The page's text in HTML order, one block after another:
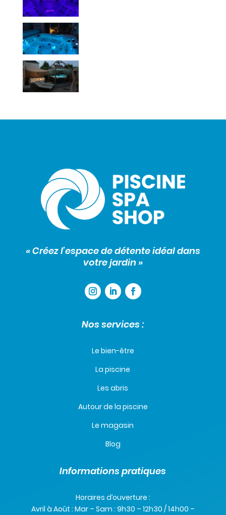
« Créez l’espace de détente idéal dans
votre jardin »
Nos services :
Le bien-être
La piscine
Les abris
Autour de la piscine
Le magasin
Blog
Informations pratiques
Horaires d’ouverture :
Avril à Août : Mar – Sam : 9h30 – 12h30 / 14h00 –